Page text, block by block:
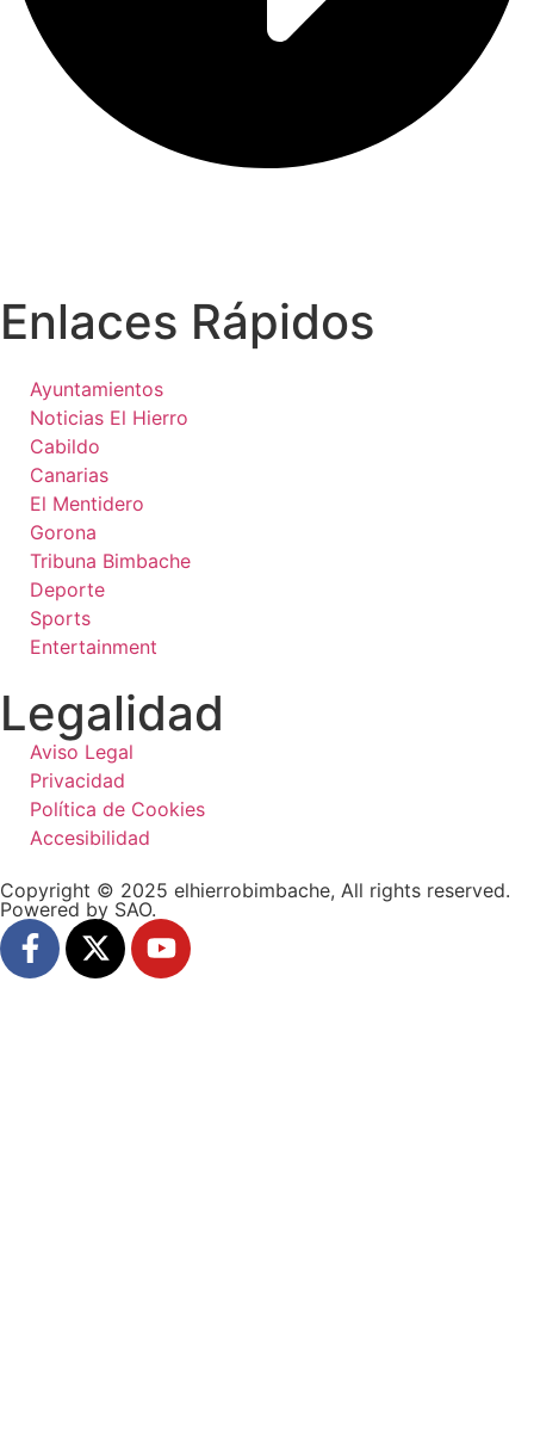
Enlaces Rápidos
Ayuntamientos
Noticias El Hierro
Cabildo
Canarias
El Mentidero
Gorona
Tribuna Bimbache
Deporte
Sports
Entertainment
Legalidad
Aviso Legal
Privacidad
Política de Cookies
Accesibilidad
Copyright © 2025 elhierrobimbache, All rights reserved.
Powered by SAO.